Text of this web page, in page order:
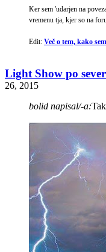
Ker sem 'udarjen na
vremenu tja, kjer so na
Edit: Več o tem, kako
Light Show po
26, 2015
bolid napisal/-a: